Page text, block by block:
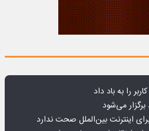
را به باد داد
می‌شود